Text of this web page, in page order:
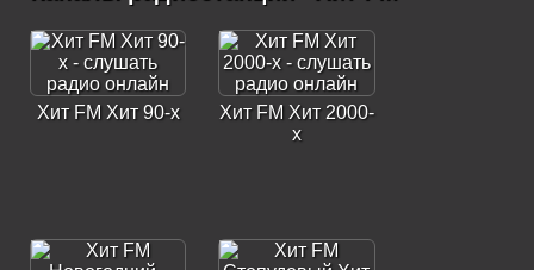
Хит FM Хит 90-х
Хит FM Хит 2000-
х